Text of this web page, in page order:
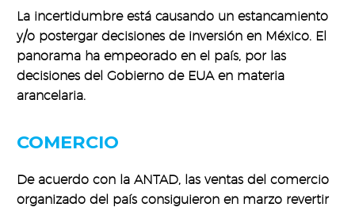
La incertidumbre está causando un estancamiento
y/o postergar decisiones de inversión en México. El
panorama ha empeorado en el país, por las
decisiones del Gobierno de EUA en materia
arancelaria.
COMERCIO
De acuerdo con la ANTAD, las ventas del comercio
organizado del país consiguieron en marzo revertir